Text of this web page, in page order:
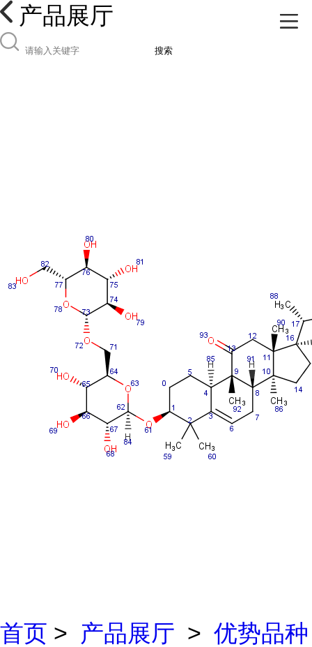
产品展厅
搜索
首页 > 产品展厅 > 优势品种